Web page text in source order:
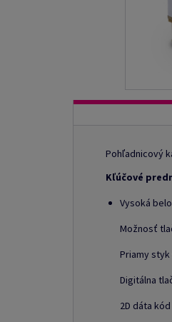
Pohľadnicový
Kľúčové
Vysoká
Možnosť
Priamy
Digitálna
2D dáta